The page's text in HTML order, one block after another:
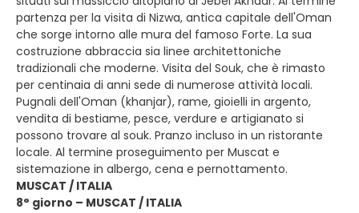
partenza per la visita di Nizwa, antica capitale dell'Oman
che sorge intorno alle mura del famoso Forte. La sua
costruzione abbraccia sia linee architettoniche
tradizionali che moderne. Visita del Souk, che è rimasto
per centinaia di anni sede di numerose attività locali.
Pugnali dell'Oman (khanjar), rame, gioielli in argento,
vendita di bestiame, pesce, verdure e artigianato si
possono trovare al souk. Pranzo incluso in un ristorante
locale. Al termine proseguimento per Muscat e
sistemazione in albergo, cena e pernottamento.
MUSCAT / ITALIA
8° giorno – MUSCAT / ITALIA